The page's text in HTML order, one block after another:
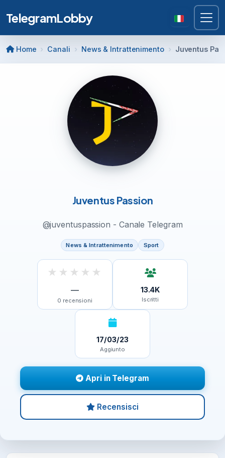
TelegramLobby
Home Canali News & Intrattenimento Juventus
Juventus Passion
@juventuspassion - Canale Telegram
News & Intrattenimento Sport
★ ★ ★ ★ ★
—
0 recensioni
13.4K
Iscritti
17/03/23
Aggiunto
Apri in Telegram
Recensisci